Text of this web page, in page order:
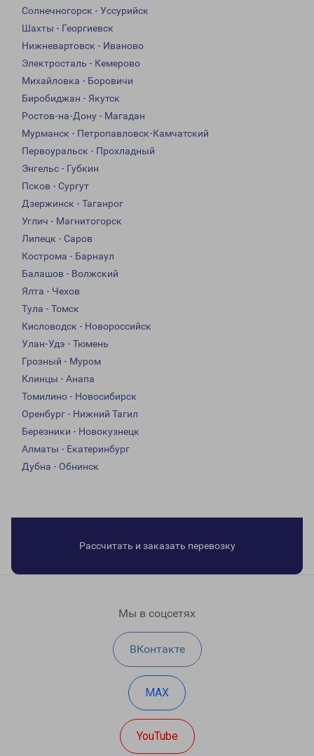
Солнечногорск - Уссурийск
Шахты - Георгиевск
Нижневартовск - Иваново
Электросталь - Кемерово
Михайловка - Боровичи
Биробиджан - Якутск
Ростов-на-Дону - Магадан
Мурманск - Петропавловск-Камчатский
Первоуральск - Прохладный
Энгельс - Губкин
Псков - Сургут
Дзержинск - Таганрог
Углич - Магнитогорск
Липецк - Саров
Кострома - Барнаул
Балашов - Волжский
Ялта - Чехов
Тула - Томск
Кисловодск - Новороссийск
Улан-Удэ - Тюмень
Грозный - Муром
Клинцы - Анапа
Томилино - Новосибирск
Оренбург - Нижний Тагил
Березники - Новокузнецк
Алматы - Екатеринбург
Дубна - Обнинск
Рассчитать и заказать перевозку
Мы в соцсетях
ВКонтакте
MAX
YouTube